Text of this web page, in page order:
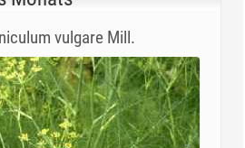
vulgare Mill.